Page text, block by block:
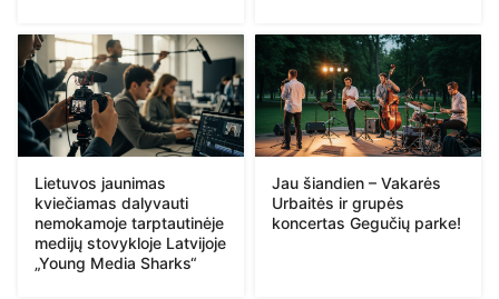
Lietuvos jaunimas
kviečiamas dalyvauti
nemokamoje tarptautinėje
medijų stovykloje Latvijoje
„Young Media Sharks“
Jau šiandien – Vakarės
Urbaitės ir grupės
koncertas Gegučių parke!